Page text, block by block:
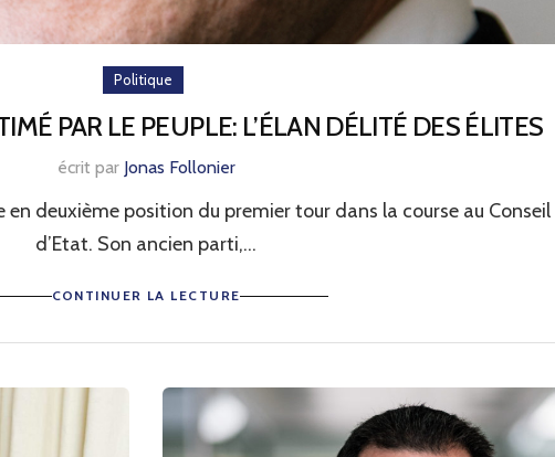
Politique
PAR LE PEUPLE: L’ÉLAN DÉLITÉ DES ÉLITES
écrit par Jonas Follonier
en deuxième position du premier tour dans la course au Conseil
d’Etat. Son ancien parti,...
CONTINUER LA LECTURE